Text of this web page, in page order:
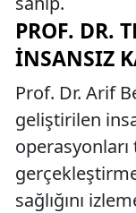
PROF. DR.
İNSANSIZ
Prof. Dr. Arif
geliştirilen
sağlığını